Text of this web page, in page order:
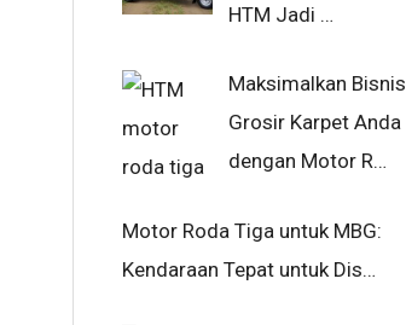
HTM Jadi …
Maksimalkan Bisnis
Grosir Karpet Anda
dengan Motor R…
Motor Roda Tiga untuk MBG:
Kendaraan Tepat untuk Dis…